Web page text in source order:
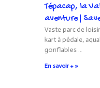
Tépacap, la
aventure |
Vaste parc de
kart à pédale,
gonflables …
En savoir + »